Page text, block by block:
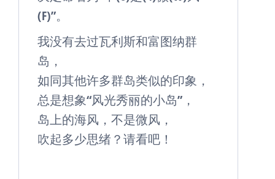
(F)”。
我没有去过瓦利斯和富图纳群
岛，
如同其他许多群岛类似的印象，
总是想象“风光秀丽的小岛”，
岛上的海风，不是微风，
吹起多少思绪？请看吧！